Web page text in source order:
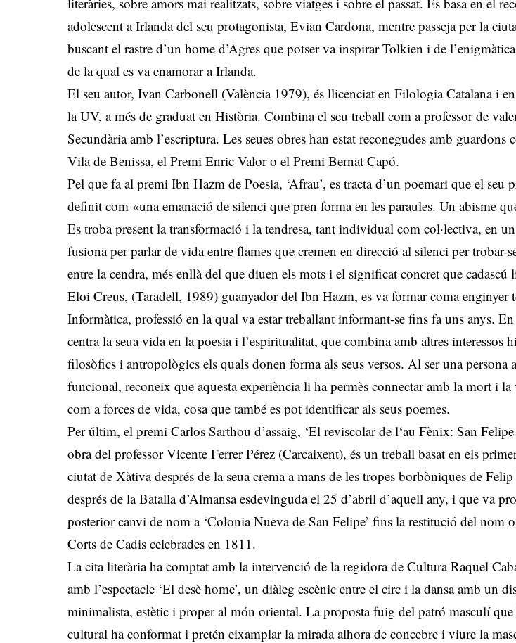
adolescent a Irlanda del seu protagonista, Evian Cardona, mentre passeja per la
buscant el rastre d’un home d’Agres que potser va inspirar Tolkien i de
de la qual es va enamorar a Irlanda.
El seu autor, Ivan Carbonell (València 1979), és llicenciat en Filologia Catalana i
la UV, a més de graduat en Història. Combina el seu treball com a professor de
Secundària amb l’escriptura. Les seues obres han estat reconegudes amb guardons
Vila de Benissa, el Premi Enric Valor o el Premi Bernat Capó.
Pel que fa al premi Ibn Hazm de Poesia, ‘Afrau’, es tracta d’un poemari que el seu
definit com «una emanació de silenci que pren forma en les paraules. Un abisme
Es troba present la transformació i la tendresa, tant individual com col·lectiva, en
fusiona per parlar de vida entre flames que cremen en direcció al silenci per trobar-
entre la cendra, més enllà del que diuen els mots i el significat concret que
Eloi Creus, (Taradell, 1989) guanyador del Ibn Hazm, es va formar coma enginyer
Informàtica, professió en la qual va estar treballant informant-se fins fa uns anys.
centra la seua vida en la poesia i l’espiritualitat, que combina amb altres interessos
filosòfics i antropològics els quals donen forma als seus versos. Al ser una persona
funcional, reconeix que aquesta experiència li ha permès connectar amb la mort i
com a forces de vida, cosa que també es pot identificar als seus poemes.
Per últim, el premi Carlos Sarthou d’assaig, ‘El reviscolar de l‘au Fènix: San
obra del professor Vicente Ferrer Pérez (Carcaixent), és un treball basat en els
ciutat de Xàtiva després de la seua crema a mans de les tropes borbòniques de
després de la Batalla d’Almansa esdevinguda el 25 d’abril d’aquell any, i que va
posterior canvi de nom a ‘Colonia Nueva de San Felipe’ fins la restitució del nom
Corts de Cadis celebrades en 1811.
La cita literària ha comptat amb la intervenció de la regidora de Cultura Raquel
amb l’espectacle ‘El desè home’, un diàleg escènic entre el circ i la dansa amb un
minimalista, estètic i proper al món oriental. La proposta fuig del patró masculí
cultural ha conformat i pretén eixamplar la mirada alhora de concebre i viure la